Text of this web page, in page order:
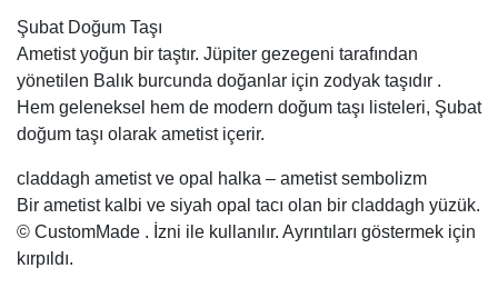
Şubat Doğum Taşı
Ametist yoğun bir taştır. Jüpiter gezegeni tarafından
yönetilen Balık burcunda doğanlar için zodyak taşıdır .
Hem geleneksel hem de modern doğum taşı listeleri, Şubat
doğum taşı olarak ametist içerir.
claddagh ametist ve opal halka – ametist sembolizm
Bir ametist kalbi ve siyah opal tacı olan bir claddagh yüzük.
© CustomMade . İzni ile kullanılır. Ayrıntıları göstermek için
kırpıldı.